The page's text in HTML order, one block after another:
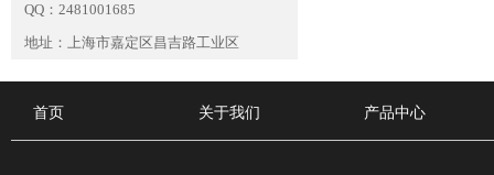
QQ：2481001685
地址：上海市嘉定区昌吉路工业区
首页 关于我们 产品中心